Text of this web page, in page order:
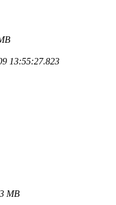
13:55:27.823
MB